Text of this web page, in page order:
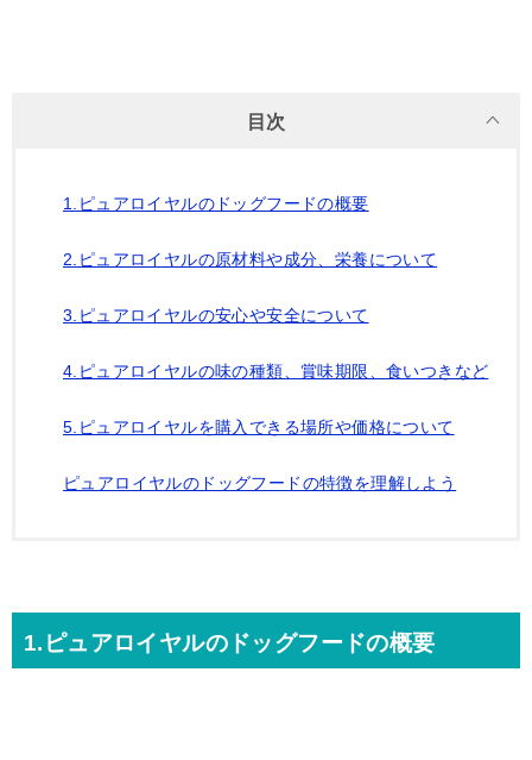
目次
1.ピュアロイヤルのドッグフードの概要
2.ピュアロイヤルの原材料や成分、栄養について
3.ピュアロイヤルの安心や安全について
4.ピュアロイヤルの味の種類、賞味期限、食いつきなど
5.ピュアロイヤルを購入できる場所や価格について
ピュアロイヤルのドッグフードの特徴を理解しよう
1.ピュアロイヤルのドッグフードの概要